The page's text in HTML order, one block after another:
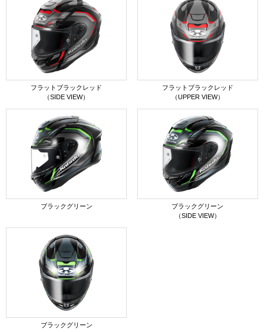
フラットブラックレッド
（SIDE VIEW）
フラットブラックレッド
（UPPER VIEW）
ブラックグリーン
ブラックグリーン
（SIDE VIEW）
ブラックグリーン